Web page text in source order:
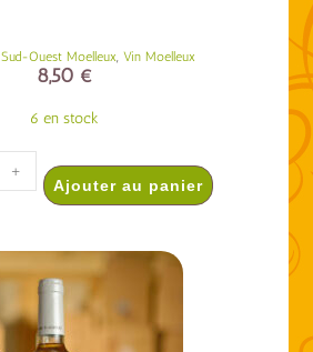
Sud-Ouest Moelleux, Vin Moelleux
8,50 €
6 en stock
+
Ajouter au panier